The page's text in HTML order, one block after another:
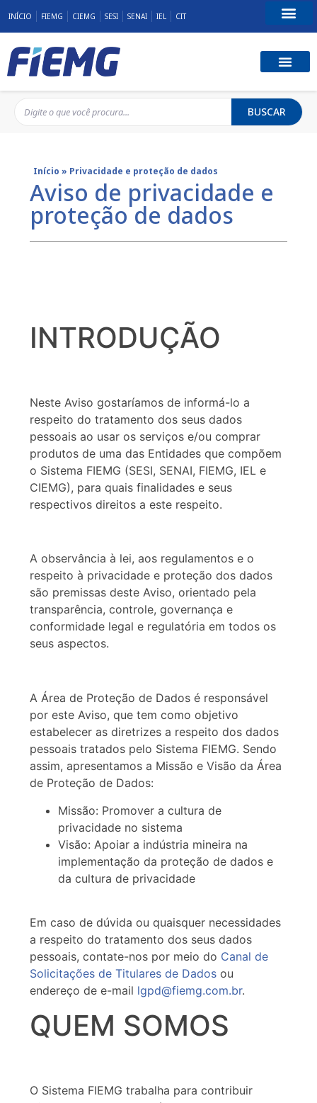
INÍCIO FIEMG CIEMG SESI SENAI IEL CIT
BUSCAR
Início » Privacidade e proteção de dados
Aviso de privacidade e
proteção de dados
INTRODUÇÃO
Neste Aviso gostaríamos de informá-lo a
respeito do tratamento dos seus dados
pessoais ao usar os serviços e/ou comprar
produtos de uma das Entidades que compõem
o Sistema FIEMG (SESI, SENAI, FIEMG, IEL e
CIEMG), para quais finalidades e seus
respectivos direitos a este respeito.
A observância à lei, aos regulamentos e o
respeito à privacidade e proteção dos dados
são premissas deste Aviso, orientado pela
transparência, controle, governança e
conformidade legal e regulatória em todos os
seus aspectos.
A Área de Proteção de Dados é responsável
por este Aviso, que tem como objetivo
estabelecer as diretrizes a respeito dos dados
pessoais tratados pelo Sistema FIEMG. Sendo
assim, apresentamos a Missão e Visão da Área
de Proteção de Dados:
Missão: Promover a cultura de
privacidade no sistema
Visão: Apoiar a indústria mineira na
implementação da proteção de dados e
da cultura de privacidade
Em caso de dúvida ou quaisquer necessidades
a respeito do tratamento dos seus dados
pessoais, contate-nos por meio do Canal de
Solicitações de Titulares de Dados ou
endereço de e-mail lgpd@fiemg.com.br.
QUEM SOMOS
O Sistema FIEMG trabalha para contribuir